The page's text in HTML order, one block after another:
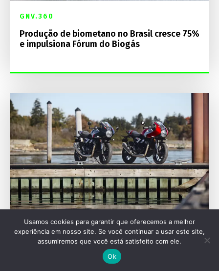
GNV.360
Produção de biometano no Brasil cresce 75%
e impulsiona Fórum do Biogás
MOTOCICLETAS
Triumph encerra ano fiscal de 2026 com
expansão de portfólio e rede no Brasil
Usamos cookies para garantir que oferecemos a melhor
experiência em nosso site. Se você continuar a usar este site,
assumiremos que você está satisfeito com ele.
Ok